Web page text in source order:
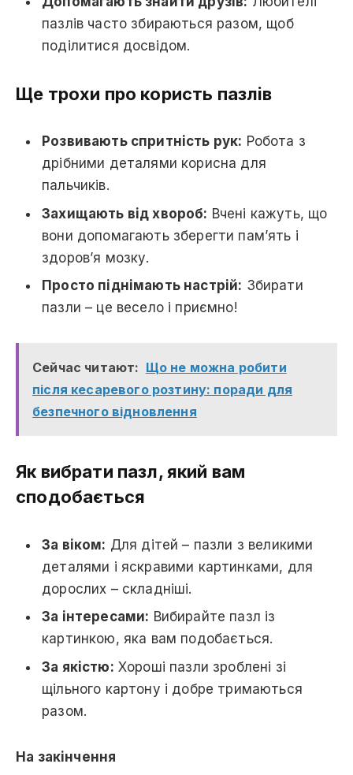
пазлів часто збираються разом, щоб
поділитися досвідом.
Ще трохи про користь пазлів
Розвивають спритність рук: Робота з
дрібними деталями корисна для
пальчиків.
Захищають від хвороб: Вчені кажуть, що
вони допомагають зберегти пам’ять і
здоров’я мозку.
Просто піднімають настрій: Збирати
пазли – це весело і приємно!
Сейчас читают: Що не можна робити
після кесаревого розтину: поради для
безпечного відновлення
Як вибрати пазл, який вам
сподобається
За віком: Для дітей – пазли з великими
деталями і яскравими картинками, для
дорослих – складніші.
За інтересами: Вибирайте пазл із
картинкою, яка вам подобається.
За якістю: Хороші пазли зроблені зі
щільного картону і добре тримаються
разом.
На закінчення